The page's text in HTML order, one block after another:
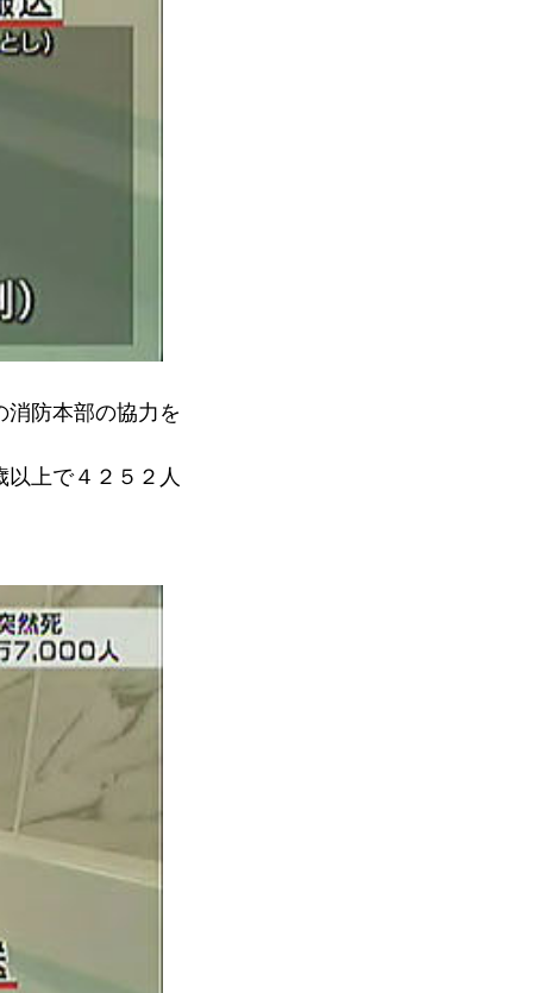
防本部の協力を
上で４２５２人